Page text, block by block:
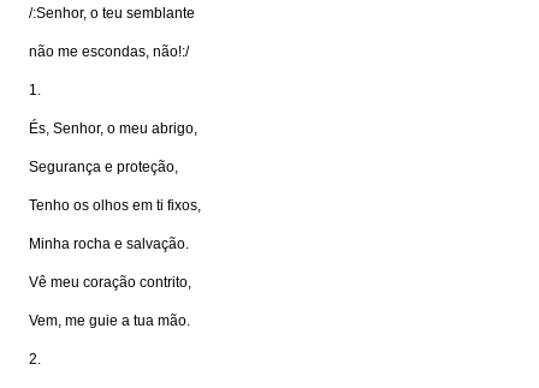
/:Senhor, o teu semblante
não me escondas, não!:/
1.
És, Senhor, o meu abrigo,
Segurança e proteção,
Tenho os olhos em ti fixos,
Minha rocha e salvação.
Vê meu coração contrito,
Vem, me guie a tua mão.
2.